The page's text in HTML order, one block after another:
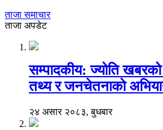
ताजा समाचार
ताजा अपडेट
सम्पादकीय: ज्योति
तथ्य र जनचेतनाको
२४ असार २०८३, बुधबार